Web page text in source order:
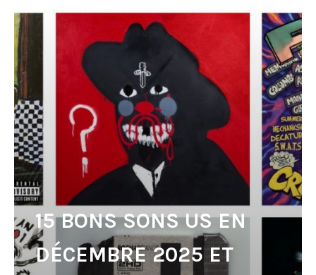
15 BONS SONS US EN
DÉCEMBRE 2025 ET